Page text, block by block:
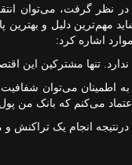
نظر گرفت، می‌توان
مهم‌ترین دلیل و بهترین
اشاره کرد:
تنها مشترکین این
اطمینان می‌توان
می‌کنم که بانک من
درنتیجه انجام یک